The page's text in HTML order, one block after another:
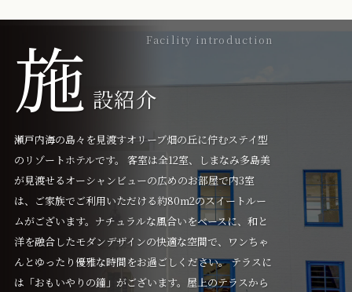
施 設紹介
Facility introduction
瀬戸内海の島々を見渡すオリーブ畑の丘に佇むステイ型
のリゾートホテルです。 客室は全12室、しまなみ多島美
が見渡せるオーシャンビューの広めのお部屋で内3室
は、ご家族でご利用いただける約80m2のスイートルー
ムがございます。ナチュラルな風合いをベースに、和と
洋を融合したモダンデザインの快適な空間で、ワンちゃ
んとゆったり優雅な時間をお過ごしください。 テラスに
は「おもいやりの鐘」がございます。屋上のテラスから